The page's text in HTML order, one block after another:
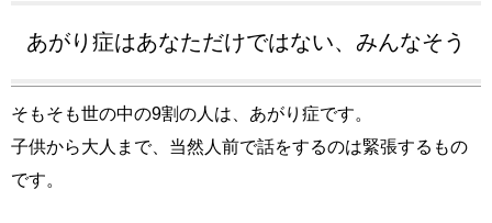
あがり症はあなただけではない、みんなそう
そもそも世の中の9割の人は、あがり症です。
子供から大人まで、当然人前で話をするのは緊張するもの
です。